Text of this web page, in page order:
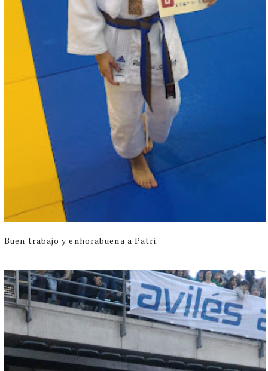
Buen trabajo y enhorabuena a Patri.